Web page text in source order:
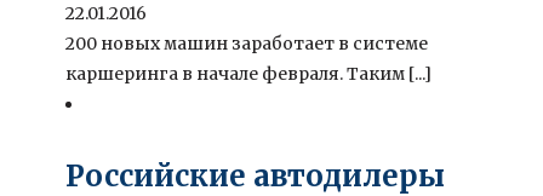
22.01.2016
200 новых машин заработает в системе
каршеринга в начале февраля. Таким [...]
Российские автодилеры